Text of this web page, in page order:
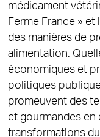
médicament
Ferme France »
des manières de
alimentation.
économiques et
politiques
promeuvent des
et gourmandes en
transformations